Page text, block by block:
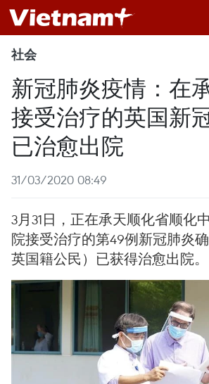
社会
新冠肺炎疫情：在
接受治疗的英国新
已治愈出院
31/03/2020 08:49
3月31日，正在承天顺化省顺化
院接受治疗的第49例新冠肺炎确
英国籍公民）已获得治愈出院。